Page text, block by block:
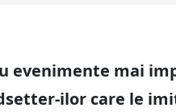
evenimente mai
ilor care le